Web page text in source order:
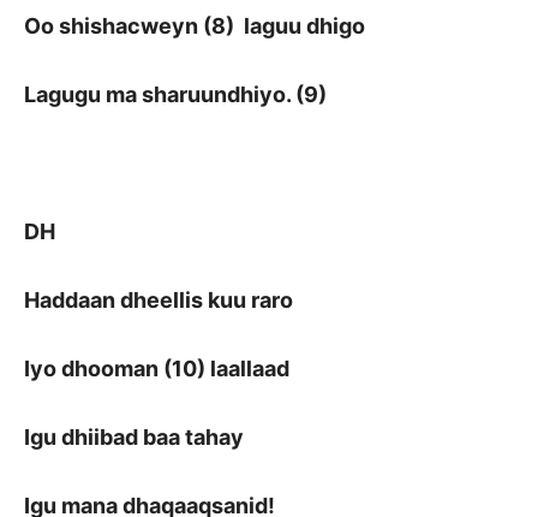
Oo shishacweyn (8) laguu dhigo
Lagugu ma sharuundhiyo. (9)
DH
Haddaan dheellis kuu raro
Iyo dhooman (10) laallaad
Igu dhiibad baa tahay
Igu mana dhaqaaqsanid!